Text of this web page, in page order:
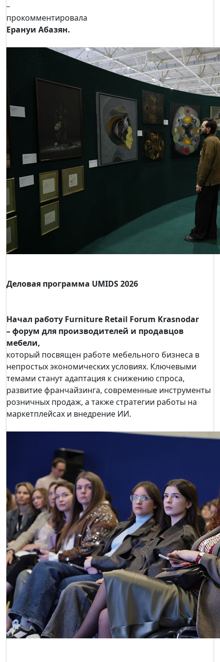
–
прокомментировала
Ерануи Абазян.
Деловая программа UMIDS 2026
Начал работу Furniture Retail Forum Krasnodar
– форум для производителей и продавцов
мебели,
который посвящен работе мебельного бизнеса в
непростых экономических условиях. Ключевыми
темами станут адаптация к снижению спроса,
развитие франчайзинга, современные инструменты
розничных продаж, а также стратегии работы на
маркетплейсах и внедрение ИИ.